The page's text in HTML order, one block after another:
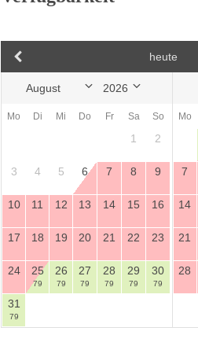
heute
Mo Di Mi Do Fr Sa So
1 2
3 4 5 6 7 8 9
10 11 12 13 14 15 16
17 18 19 20 21 22 23
24 25
79
26
79
27
79
28
79
29
79
30
79
31
79
Mo
7
14
21
28